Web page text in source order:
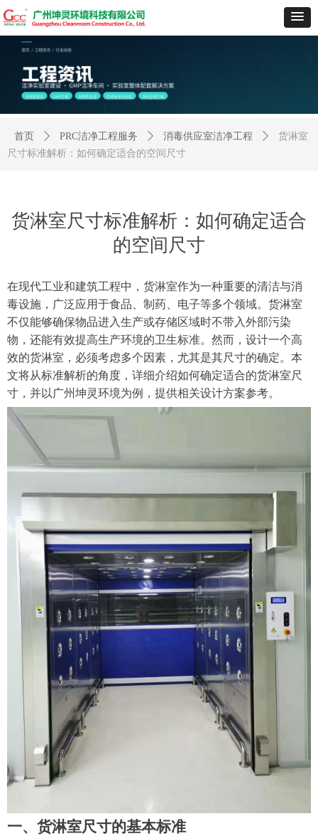
货淋室尺寸标准解析：如何确定适合
的空间尺寸
在现代工业和建筑工程中，货淋室作为一种重要的清洁与消
毒设施，广泛应用于食品、制药、电子等多个领域。货淋室
不仅能够确保物品进入生产或存储区域时不带入外部污染
物，还能有效提高生产环境的卫生标准。然而，设计一个高
效的货淋室，必须考虑多个因素，尤其是其尺寸的确定。本
文将从标准解析的角度，详细介绍如何确定适合的货淋室尺
寸，并以广州坤灵环境为例，提供相关设计方案参考。
一、货淋室尺寸的基本标准
首页 ꄲ PRC洁净工程服务 ꄲ 消毒供应室洁净工程 ꄲ
货淋室
尺寸标准解析：如何确定适合的空间尺寸